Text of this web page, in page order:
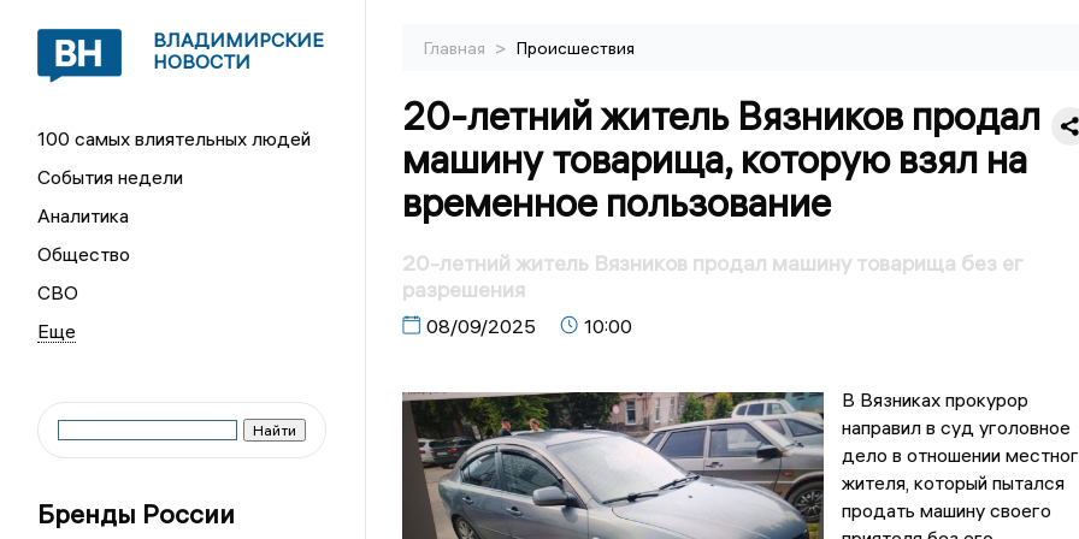
ВЛАДИМИРСКИЕ
НОВОСТИ
100 самых влиятельных людей
События недели
Аналитика
Общество
СВО
Бренды России
Главная > Происшествия
20-летний житель Вязников продал
машину товарища, которую взял на
временное пользование
20-летний житель Вязников продал машину товарища без ег
разрешения
08/09/2025 10:00
В Вязниках прокурор
направил в суд уголовное
дело в отношении
жителя, который пытался
продать машину своего